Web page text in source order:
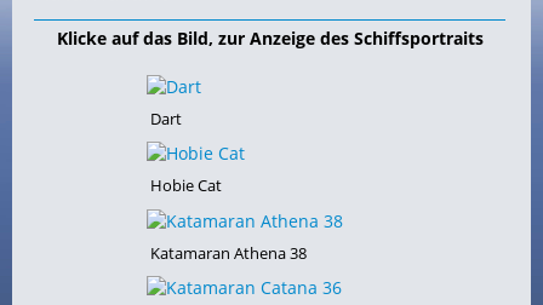
Klicke auf das Bild, zur Anzeige des Schiffsportraits
Dart
Hobie Cat
Katamaran Athena 38